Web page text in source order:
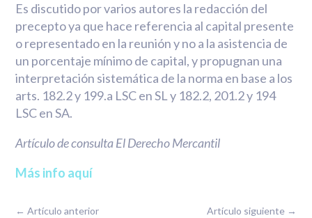
Es discutido por varios autores la redacción del
precepto ya que hace referencia al capital presente
o representado en la reunión y no a la asistencia de
un porcentaje mínimo de capital, y propugnan una
interpretación sistemática de la norma en base a los
arts. 182.2 y 199.a LSC en SL y 182.2, 201.2 y 194
LSC en SA.
Artículo de consulta El Derecho Mercantil
Más info aquí
←Artículo anterior Artículo siguiente→